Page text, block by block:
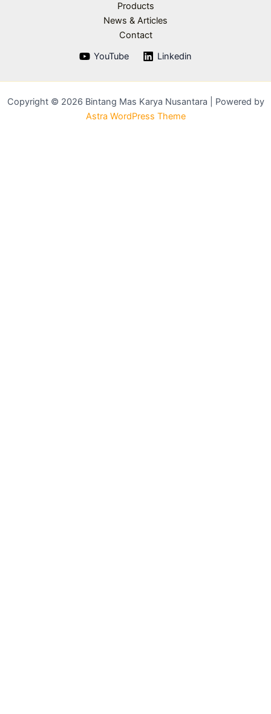
Products
News & Articles
Contact
YouTube
Linkedin
Copyright © 2026 Bintang Mas Karya Nusantara | Powered by
Astra WordPress Theme